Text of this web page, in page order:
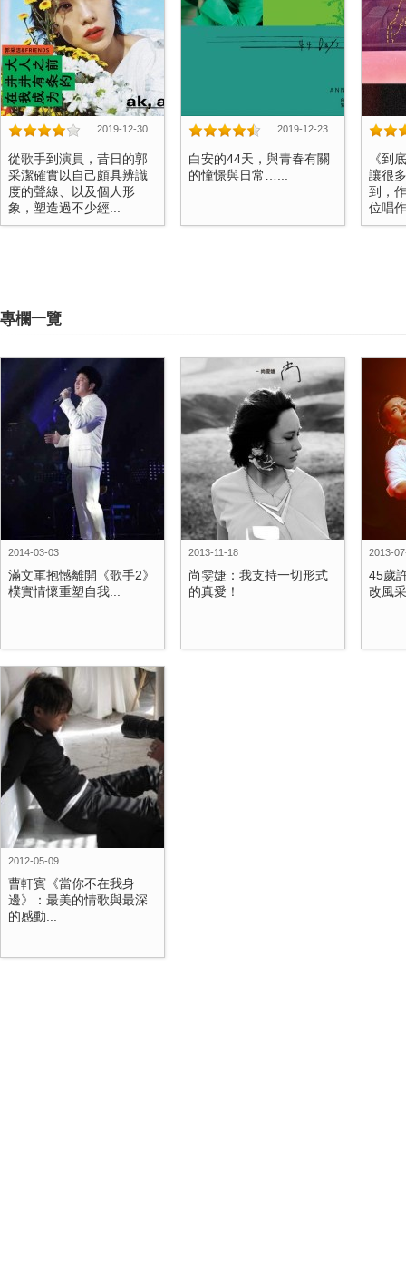
2019-12-30
從歌手到演員，昔日的郭
采潔確實以自己頗具辨識
度的聲線、以及個人形
象，塑造過不少經...
2019-12-23
白安的44天，與青春有關
的憧憬與日常…...
《到
讓很
到，
位唱
專欄一覽
2014-03-03
滿文軍抱憾離開《歌手2》
樸實情懷重塑自我...
2013-11-18
尚雯婕：我支持一切形式
的真愛！
2013-
45歲
改風
2012-05-09
曹軒賓《當你不在我身
邊》：最美的情歌與最深
的感動...